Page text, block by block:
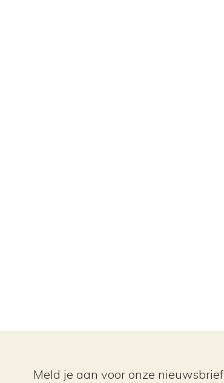
Meld je aan voor onze nieuwsbrief